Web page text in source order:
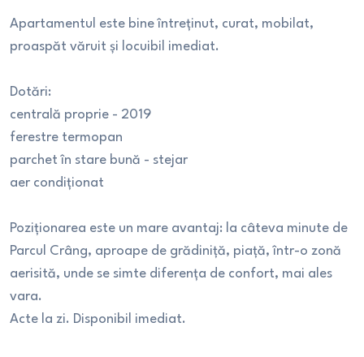
Apartamentul este bine întreținut, curat, mobilat,
proaspăt văruit și locuibil imediat.
Dotări:
centrală proprie - 2019
ferestre termopan
parchet în stare bună - stejar
aer condiționat
Poziționarea este un mare avantaj: la câteva minute de
Parcul Crâng, aproape de grădiniță, piață, într-o zonă
aerisită, unde se simte diferența de confort, mai ales
vara.
Acte la zi. Disponibil imediat.